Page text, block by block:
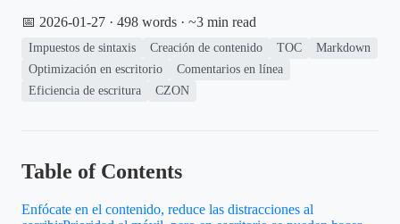
📅 2026-01-27 · 498 words · ~3 min read
Impuestos de sintaxis Creación de contenido TOC
Markdown
Optimización en escritorio
Comentarios en línea
Eficiencia de escritura
CZON
Table of Contents
Enfócate en el contenido, reduce las distracciones al